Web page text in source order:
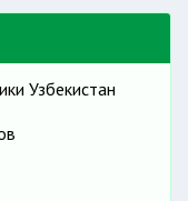
Узбекистан